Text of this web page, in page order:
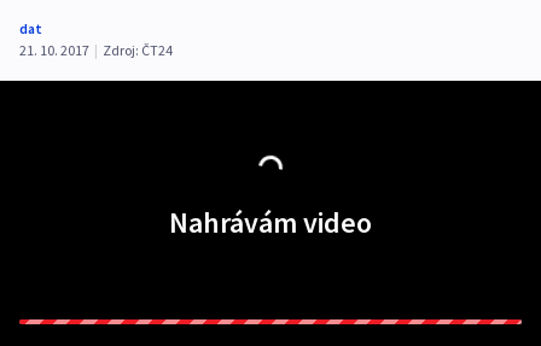
dat
21. 10. 2017 | Zdroj: ČT24
Nahrávám video